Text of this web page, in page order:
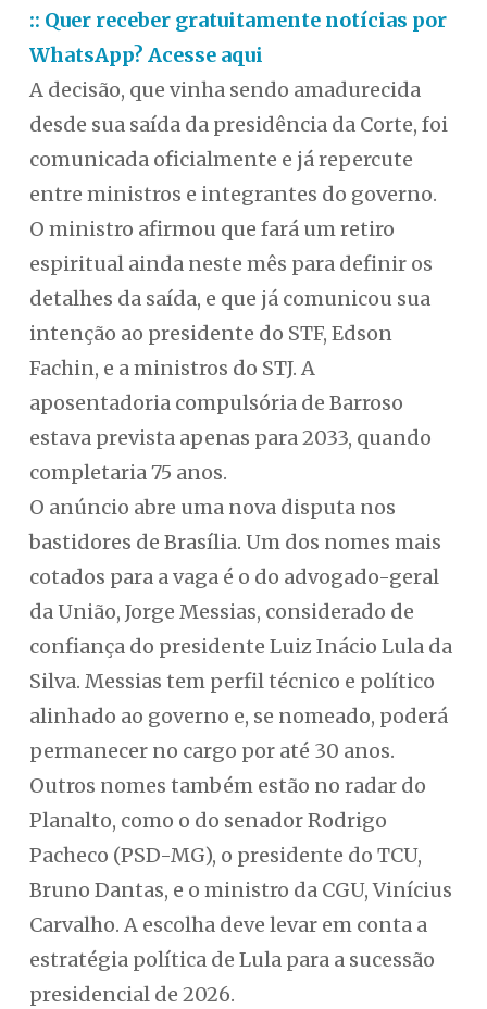
:: Quer receber gratuitamente notícias por
WhatsApp? Acesse aqui
A decisão, que vinha sendo amadurecida
desde sua saída da presidência da Corte, foi
comunicada oficialmente e já repercute
entre ministros e integrantes do governo.
O ministro afirmou que fará um retiro
espiritual ainda neste mês para definir os
detalhes da saída, e que já comunicou sua
intenção ao presidente do STF, Edson
Fachin, e a ministros do STJ. A
aposentadoria compulsória de Barroso
estava prevista apenas para 2033, quando
completaria 75 anos.
O anúncio abre uma nova disputa nos
bastidores de Brasília. Um dos nomes mais
cotados para a vaga é o do advogado-geral
da União, Jorge Messias, considerado de
confiança do presidente Luiz Inácio Lula da
Silva. Messias tem perfil técnico e político
alinhado ao governo e, se nomeado, poderá
permanecer no cargo por até 30 anos.
Outros nomes também estão no radar do
Planalto, como o do senador Rodrigo
Pacheco (PSD-MG), o presidente do TCU,
Bruno Dantas, e o ministro da CGU, Vinícius
Carvalho. A escolha deve levar em conta a
estratégia política de Lula para a sucessão
presidencial de 2026.